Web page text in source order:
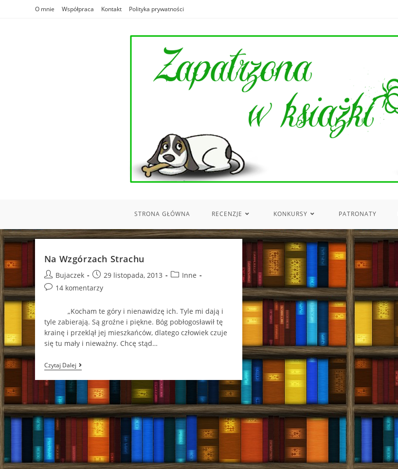
O mnie Współpraca Kontakt Polityka prywatności
STRONA GŁÓWNA RECENZJE KONKURSY PATRONATY
Na Wzgórzach Strachu
Post
author:
Bujaczek
Post
published:
29 listopada, 2013
PostInne
Post14 komentarzy
„Kocham te góry i nienawidzę ich. Tyle mi dają i
tyle zabierają. Są groźne i piękne. Bóg pobłogosławił tę
krainę i przeklął jej mieszkańców, dlatego człowiek czuje
się tu mały i nieważny. Chcę stąd…
Czytaj DalejNa
Wzgórzach
Strachu